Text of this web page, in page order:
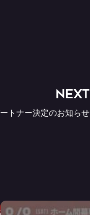
NEXT
トナー決定のお知らせ